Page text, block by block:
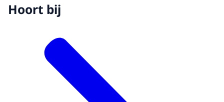
Hoort bij